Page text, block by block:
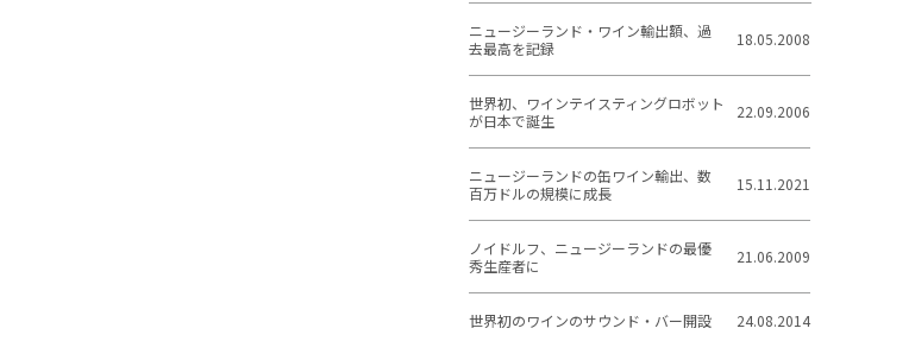
ニュージーランド・ワイン輸出額、過
去最高を記録
18.05.2008
世界初、ワインテイスティングロボット
が日本で誕生
22.09.2006
ニュージーランドの缶ワイン輸出、数
百万ドルの規模に成長
15.11.2021
ノイドルフ、ニュージーランドの最優
秀生産者に
21.06.2009
世界初のワインのサウンド・バー開設 24.08.2014